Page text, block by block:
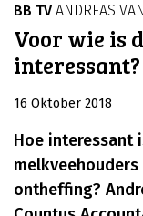
BB TV ANDREAS
Voor wie is
interessant?
16 Oktober 2018
Hoe interessant
ontheffing?